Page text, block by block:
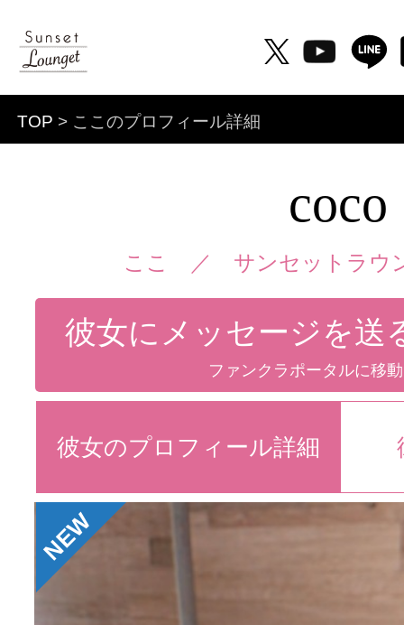
TOP > ここのプロフィール詳細
coco
ここ ／ サンセットラウ
彼女にメッセージを送
ファンクラポータルに移
彼女のプロフィール詳細
NEW